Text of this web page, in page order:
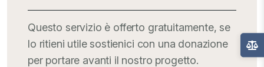
Questo servizio è offerto gratuitamente, se
lo ritieni utile sostienici con una donazione
per portare avanti il nostro progetto.